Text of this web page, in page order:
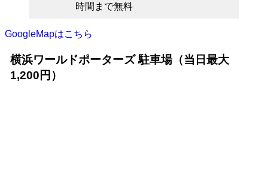
時間まで無料
GoogleMapはこちら
横浜ワールドポーターズ 駐車場（当日最大
1,200円）